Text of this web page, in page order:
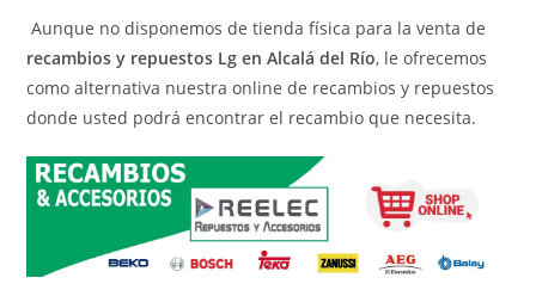
Aunque no disponemos de tienda física para la venta de
recambios y repuestos Lg en Alcalá del Río, le ofrecemos
como alternativa nuestra online de recambios y repuestos
donde usted podrá encontrar el recambio que necesita.